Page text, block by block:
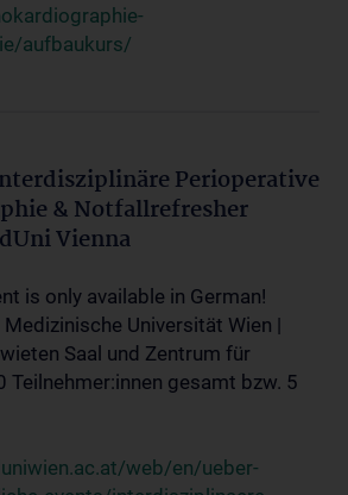
aufbaukurs/
Perioperative
& Notfallrefresher
Vienna
is only available in German!
Universität Wien |
Saal und Zentrum für
Teilnehmer:innen gesamt bzw. 5
web/en/ueber-